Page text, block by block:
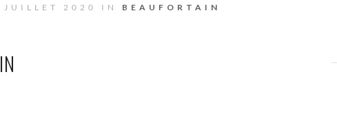
JUILLET 2020 IN BEAUFORTAIN